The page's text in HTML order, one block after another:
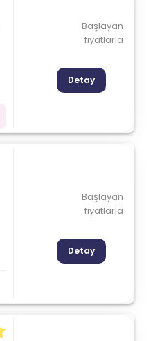
Başlayan
fiyatlarla
Detay
Başlayan
fiyatlarla
Detay